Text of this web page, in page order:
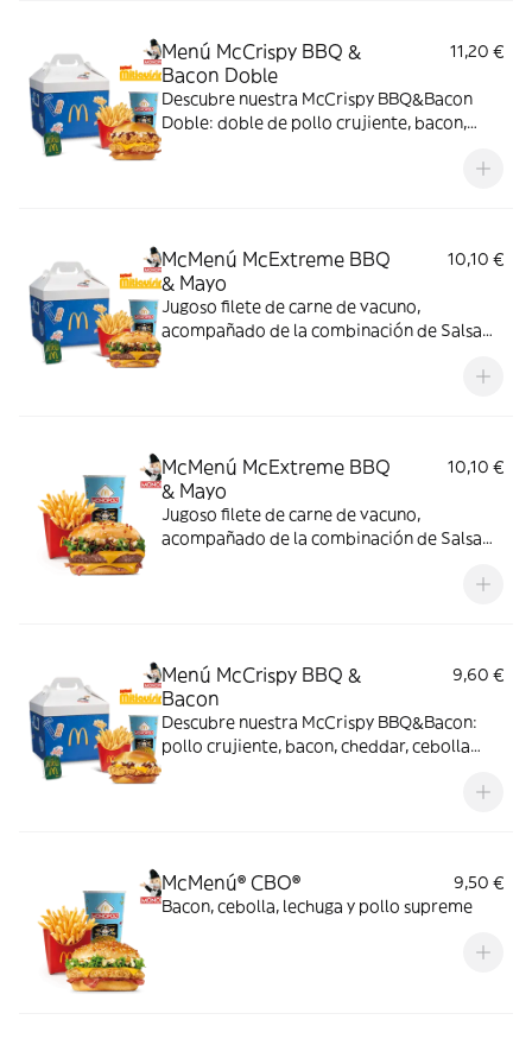
Menú McCrispy BBQ &
Bacon Doble
11,20 €
Descubre nuestra McCrispy BBQ&Bacon
Doble: doble de pollo crujiente, bacon,
McMenú McExtreme BBQ
& Mayo
10,10 €
Jugoso filete de carne de vacuno,
acompañado de la combinación de Salsa
doble de cheddar, lechuga fresca y tiras de
McMenú McExtreme BBQ
& Mayo
10,10 €
Jugoso filete de carne de vacuno,
acompañado de la combinación de Salsa
doble de cheddar, lechuga fresca y tiras de
Menú McCrispy BBQ &
Bacon
9,60 €
Descubre nuestra McCrispy BBQ&Bacon:
pollo crujiente, bacon, cheddar, cebolla
harina de trigo con copos de patata. ¡Sabor
McMenú® CBO®
9,50 €
Bacon, cebolla, lechuga y pollo supreme